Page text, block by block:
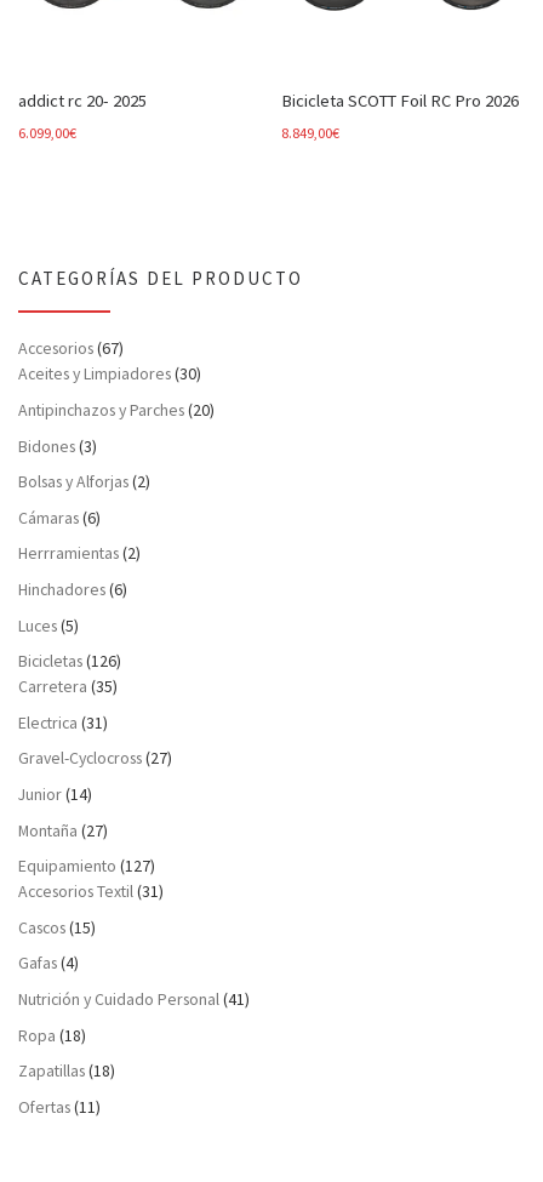
addict rc 20- 2025
6.099,00€
Bicicleta SCOTT Foil RC Pro 2026
8.849,00€
CATEGORÍAS DEL PRODUCTO
Accesorios(67)
Aceites y Limpiadores(30)
Antipinchazos y Parches(20)
Bidones(3)
Bolsas y Alforjas(2)
Cámaras(6)
Herrramientas(2)
Hinchadores(6)
Luces(5)
Bicicletas(126)
Carretera (35)
Electrica (31)
Gravel-Cyclocross(27)
Junior(14)
Montaña (27)
Equipamiento (127)
Accesorios Textil(31)
Cascos(15)
Gafas(4)
Nutrición y Cuidado Personal(41)
Ropa (18)
Zapatillas(18)
Ofertas(11)